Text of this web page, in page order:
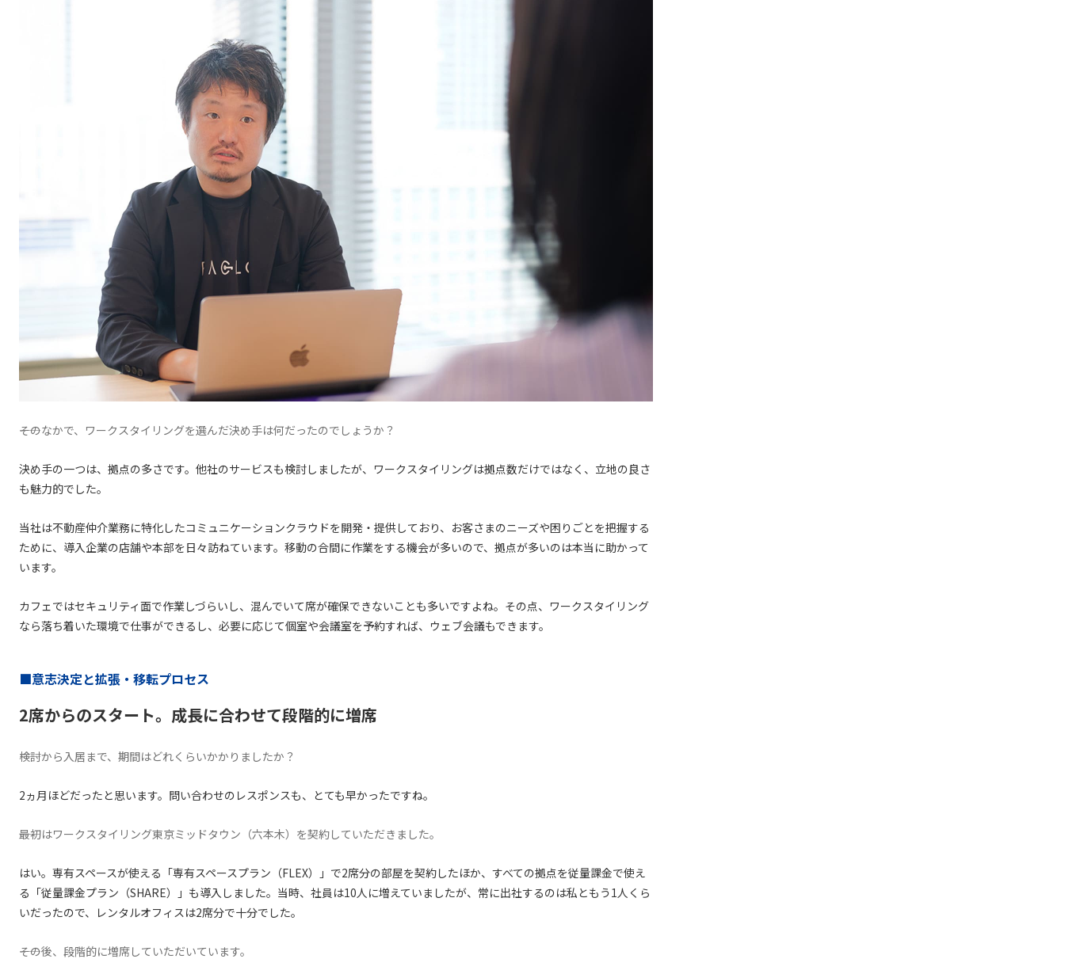
――そのなかで、ワークスタイリングを選んだ決め手は何だったのでしょうか？
決め手の一つは、拠点の多さです。他社のサービスも検討しましたが、ワークスタイリングは拠点数だけではなく、立地の良さ
も魅力的でした。
当社は不動産仲介業務に特化したコミュニケーションクラウドを開発・提供しており、お客さまのニーズや困りごとを把握する
ために、導入企業の店舗や本部を日々訪ねています。移動の合間に作業をする機会が多いので、拠点が多いのは本当に助かって
います。
カフェではセキュリティ面で作業しづらいし、混んでいて席が確保できないことも多いですよね。その点、ワークスタイリング
なら落ち着いた環境で仕事ができるし、必要に応じて個室や会議室を予約すれば、ウェブ会議もできます。
■意志決定と拡張・移転プロセス
2席からのスタート。成長に合わせて段階的に増席
――検討から入居まで、期間はどれくらいかかりましたか？
2ヵ月ほどだったと思います。問い合わせのレスポンスも、とても早かったですね。
――最初はワークスタイリング東京ミッドタウン（六本木）を契約していただきました。
はい。専有スペースが使える「専有スペースプラン（FLEX）」で2席分の部屋を契約したほか、すべての拠点を従量課金で使え
る「従量課金プラン（SHARE）」も導入しました。当時、社員は10人に増えていましたが、常に出社するのは私ともう1人くら
いだったので、レンタルオフィスは2席分で十分でした。
――その後、段階的に増席していただいています。